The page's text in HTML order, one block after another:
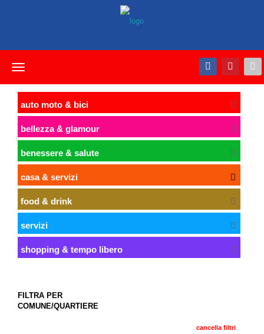
Toggle
auto moto & bici
bellezza & glamour
benessere & salute
casa & servizi
food & drink
servizi
shopping & tempo libero
FILTRA PER
COMUNE/QUARTIERE
cancella filtri